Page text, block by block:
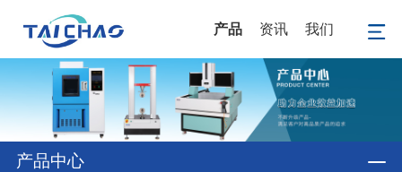
产品 资讯 我们
产品中心